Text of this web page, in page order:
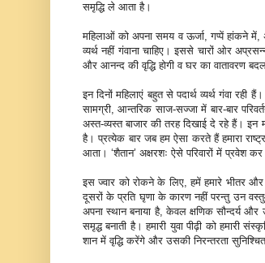
समृद्धि ले आता है।
महिलाओं को अपना समय व ऊर्जा, गप्पें हांकने
व्यर्थ नहीं गंवाना चाहिए। इससे चारों ओर
और आनन्द की वृद्धि होगी व घर का वातावरण
इन दिनों महिलाएं बहुत से पदार्थ व्यर्थ गंवा
सामग्री, आन्तरिक साज-सज्जा में बार-बार
अस्त-व्यस्त बाजार की तरह दिखाई दे रहे हैं।
है। प्रत्येक बार जब हम ऐसा करते हैं हमारा
आता। ‘शैतान’ अक्षरशः ऐसे परिवारों में प्रवेश
इस ज्वार को रोकने के लिए, हमें हमारे भीतर और
दूसरों के प्रति घृणा के कारण नहीं परन्तु उन
अपना स्थान बनाया है, केवल क्षणिक सौन्दर्य
समृद्ध बनाती है। हमारी युवा पीढ़ी को हमारी
शान में वृद्धि करेंगे और उसकी निरन्तरता